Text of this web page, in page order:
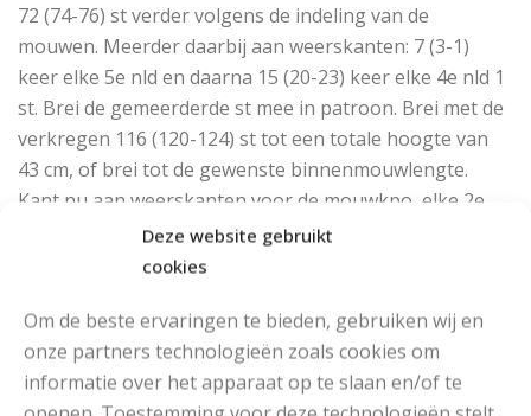
Deze website gebruikt
cookies
Om de beste ervaringen te bieden, gebruiken wij en
onze partners technologieën zoals cookies om
informatie over het apparaat op te slaan en/of te
72 (74-76) st verder volgens de indeling van de
mouwen. Meerder daarbij aan weerskanten: 7 (3-1)
keer elke 5e nld en daarna 15 (20-23) keer elke 4e nld 1
st. Brei de gemeerderde st mee in patroon. Brei met de
verkregen 116 (120-124) st tot een totale hoogte van
43 cm, of brei tot de gewenste binnenmouwlengte.
Kant nu aan weerskanten voor de mouwkpo, elke 2e
nld: 2 keer 3, 2 keer 4, 1 keer 5, 2 keer 6 en 1 keer 10 st
af. Kant de overige 34 (38-42) st in één keer af.
AFWERKING:
Leg de delen op maat onder een vochtige doek en laat
ze drogen. Sluit de schoudernaden. Neem rond de hals,